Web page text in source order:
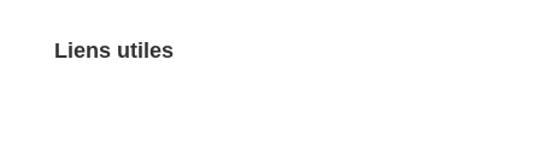
Liens utiles